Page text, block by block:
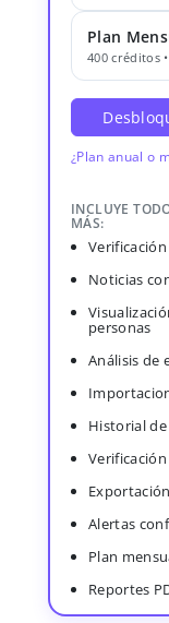
Plan
400 créditos
¿Plan anual o
INCLUYE
MÁS:
Verificación
Noticias
personas
Análisis de
Historial
Alertas
Plan
Reportes